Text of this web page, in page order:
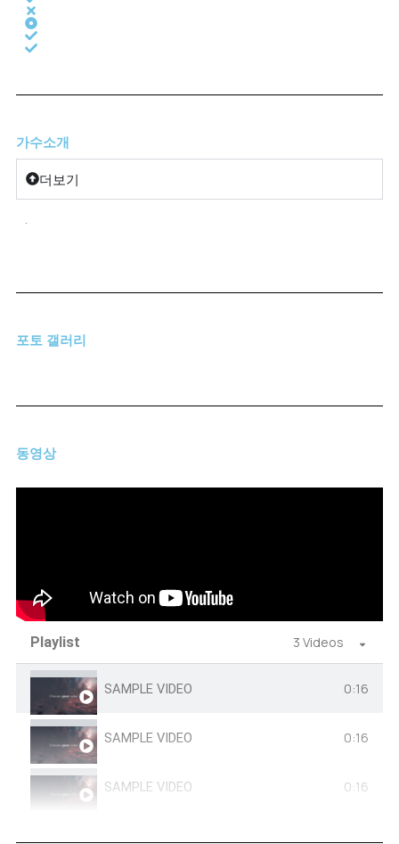
가수소개
더보기
.
포토 갤러리
동영상
Playlist 3 Videos
SAMPLE VIDEO 0:16
SAMPLE VIDEO 0:16
SAMPLE VIDEO 0:16